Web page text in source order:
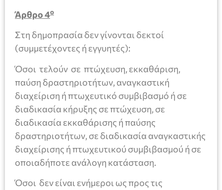
Άρθρο 4ο
Στη δημοπρασία δεν γίνονται δεκτοί
(συμμετέχοντες ή εγγυητές):
Όσοι τελούν σε πτώχευση, εκκαθάριση,
παύση δραστηριοτήτων, αναγκαστική
διαχείριση ή πτωχευτικό συμβιβασμό ή σε
διαδικασία κήρυξης σε πτώχευση, σε
διαδικασία εκκαθάρισης ή παύσης
δραστηριοτήτων, σε διαδικασία αναγκαστικής
διαχείρισης ή πτωχευτικού συμβιβασμού ή σε
οποιαδήποτε ανάλογη κατάσταση.
Όσοι δεν είναι ενήμεροι ως προς τις